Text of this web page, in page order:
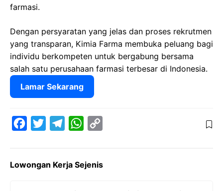
farmasi.
Dengan persyaratan yang jelas dan proses rekrutmen
yang transparan, Kimia Farma membuka peluang bagi
individu berkompeten untuk bergabung bersama
salah satu perusahaan farmasi terbesar di Indonesia.
Lamar Sekarang
e
t
e
W
t
y
Lowongan Kerja Sejenis